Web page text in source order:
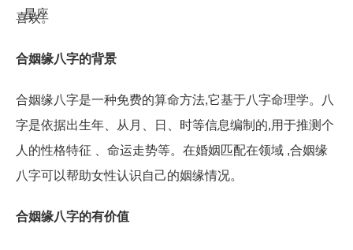
星座
喜欢。
合姻缘八字的背景
合姻缘八字是一种免费的算命方法,它基于八字命理学。八
字是依据出生年、从月、日、时等信息编制的,用于推测个
人的性格特征 、命运走势等。在婚姻匹配在领域 ,合姻缘
八字可以帮助女性认识自己的姻缘情况。
合姻缘八字的有价值